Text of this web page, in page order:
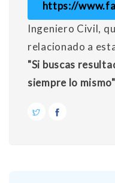
https://
Ingeniero Civil,
relacionado a
"Si buscas
siempre lo mismo"